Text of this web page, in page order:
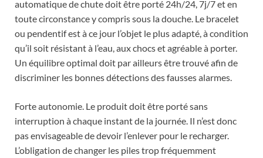
automatique de chute doit être porté 24h/24, 7j/7 et en
toute circonstance y compris sous la douche. Le bracelet
ou pendentif est à ce jour l’objet le plus adapté, à condition
qu’il soit résistant à l’eau, aux chocs et agréable à porter.
Un équilibre optimal doit par ailleurs être trouvé afin de
discriminer les bonnes détections des fausses alarmes.
Forte autonomie. Le produit doit être porté sans
interruption à chaque instant de la journée. Il n’est donc
pas envisageable de devoir l’enlever pour le recharger.
L’obligation de changer les piles trop fréquemment